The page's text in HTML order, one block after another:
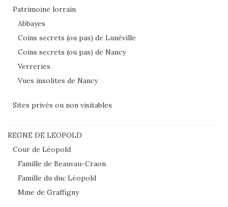
Patrimoine lorrain
Abbayes
Coins secrets (ou pas) de Lunéville
Coins secrets (ou pas) de Nancy
Verreries
Vues insolites de Nancy
Sites privés ou non visitables
REGNE DE LEOPOLD
Cour de Léopold
Famille de Beauvau-Craon
Famille du duc Léopold
Mme de Graffigny